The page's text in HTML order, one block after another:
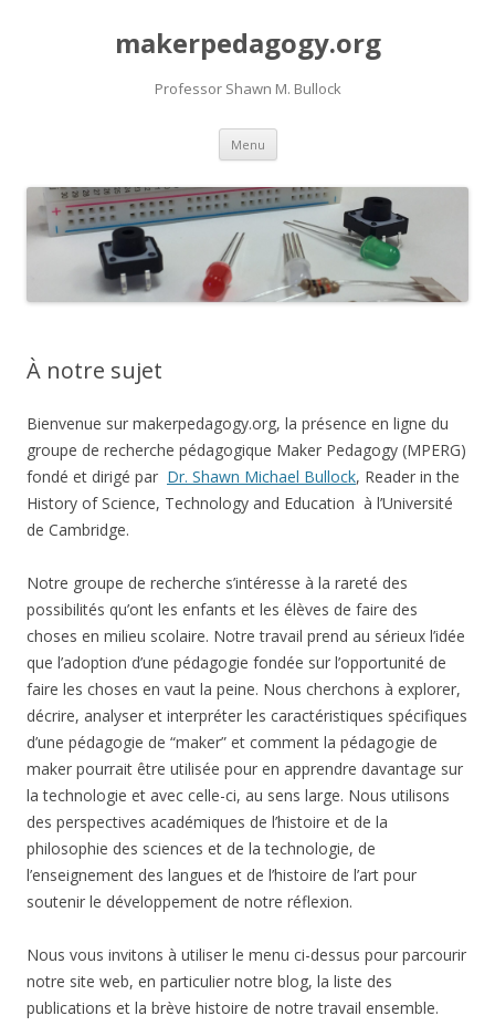
makerpedagogy.org
Professor Shawn M. Bullock
Menu Aller
contenu
À notre sujet
Bienvenue sur makerpedagogy.org, la présence en ligne du
groupe de recherche pédagogique Maker Pedagogy (MPERG)
fondé et dirigé par Dr. Shawn Michael Bullock, Reader in the
History of Science, Technology and Education à l’Université
de Cambridge.
Notre groupe de recherche s’intéresse à la rareté des
possibilités qu’ont les enfants et les élèves de faire des
choses en milieu scolaire. Notre travail prend au sérieux l’idée
que l’adoption d’une pédagogie fondée sur l’opportunité de
faire les choses en vaut la peine. Nous cherchons à explorer,
décrire, analyser et interpréter les caractéristiques spécifiques
d’une pédagogie de “maker” et comment la pédagogie de
maker pourrait être utilisée pour en apprendre davantage sur
la technologie et avec celle-ci, au sens large. Nous utilisons
des perspectives académiques de l’histoire et de la
philosophie des sciences et de la technologie, de
l’enseignement des langues et de l’histoire de l’art pour
soutenir le développement de notre réflexion.
Nous vous invitons à utiliser le menu ci-dessus pour parcourir
notre site web, en particulier notre blog, la liste des
publications et la brève histoire de notre travail ensemble.